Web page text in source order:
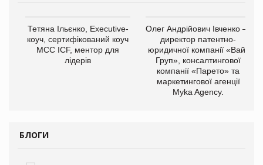
Тетяна Ільєнко, Executive-
коуч, сертифікований коуч
МСС ICF, ментор для
лідерів
Олег Андрійович Івченко —
директор патентно-
юридичної компанії «Вайз
Груп», консалтингової
компанії «Парето» та
маркетингової агенції
Myka Agency.
БЛОГИ